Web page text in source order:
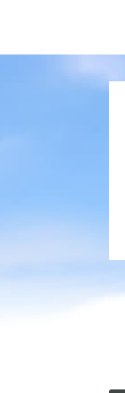
ジ
ュ